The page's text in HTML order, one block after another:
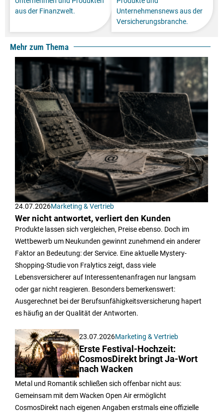
aus der Finanzwelt.
Unternehmensnews aus der
Versicherungsbranche.
Mehr zum Thema
24.07.2026Marketing & Vertrieb
Wer nicht antwortet, verliert den Kunden
Produkte lassen sich vergleichen, Preise ebenso. Doch im
Wettbewerb um Neukunden gewinnt zunehmend ein anderer
Faktor an Bedeutung: der Service. Eine aktuelle Mystery-
Shopping-Studie von Fralytics zeigt, dass viele
Lebensversicherer auf Interessentenanfragen nur langsam
oder gar nicht reagieren. Besonders bemerkenswert:
Ausgerechnet bei der Berufsunfähigkeitsversicherung hapert
es häufig an der Qualität der Antworten.
23.07.2026Marketing & Vertrieb
Erste Festival-Hochzeit:
CosmosDirekt bringt Ja-Wort
nach Wacken
Metal und Romantik schließen sich offenbar nicht aus:
Gemeinsam mit dem Wacken Open Air ermöglicht
CosmosDirekt nach eigenen Angaben erstmals eine offizielle